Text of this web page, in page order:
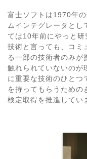
富士ソフトは1970年
ムインテグレータとし
ては10年前にやっと
技術と言っても、コミ
る一部の技術者のみが
触れられていないのが
に重要な技術のひとつ
を持ってもらうための
検定取得を推進してい